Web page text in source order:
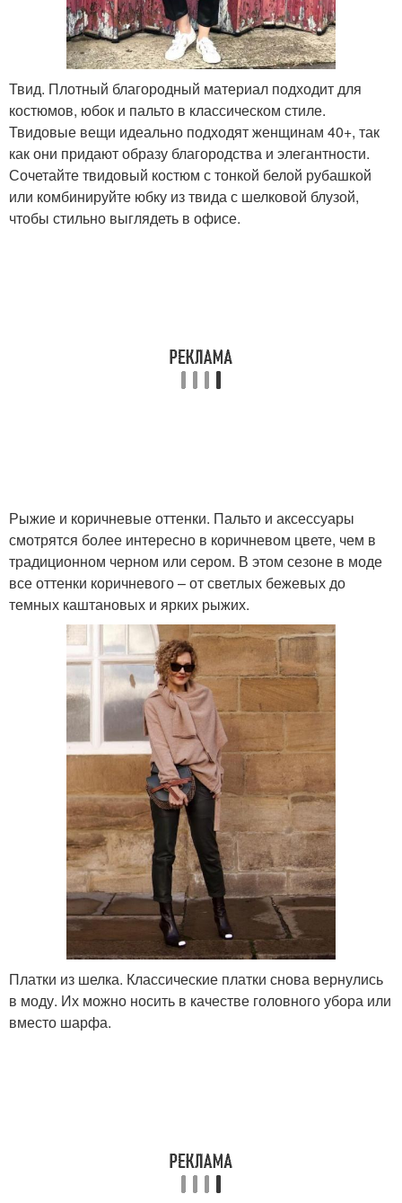
Твид. Плотный благородный материал подходит для
костюмов, юбок и пальто в классическом стиле.
Твидовые вещи идеально подходят женщинам 40+, так
как они придают образу благородства и элегантности.
Сочетайте твидовый костюм с тонкой белой рубашкой
или комбинируйте юбку из твида с шелковой блузой,
чтобы стильно выглядеть в офисе.
Рыжие и коричневые оттенки. Пальто и аксессуары
смотрятся более интересно в коричневом цвете, чем в
традиционном черном или сером. В этом сезоне в моде
все оттенки коричневого – от светлых бежевых до
темных каштановых и ярких рыжих.
Платки из шелка. Классические платки снова вернулись
в моду. Их можно носить в качестве головного убора или
вместо шарфа.